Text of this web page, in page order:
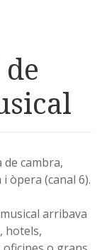
de cambra,
òpera (canal 6).
arribava
hotels,